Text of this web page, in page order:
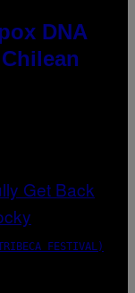
DNA
FESTIVAL)